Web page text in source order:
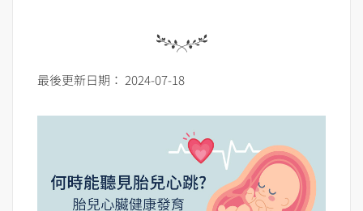
最後更新日期： 2024-07-18